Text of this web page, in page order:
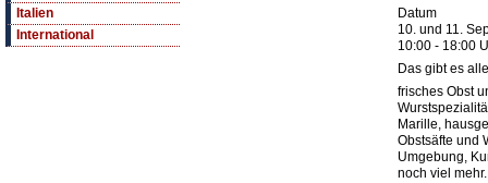
Italien
International
Datum
10. und 11.
10:00 - 18:00
Das gibt es
frisches Obst
Marille,
Obstsäfte und
Umgebung,
noch viel mehr.